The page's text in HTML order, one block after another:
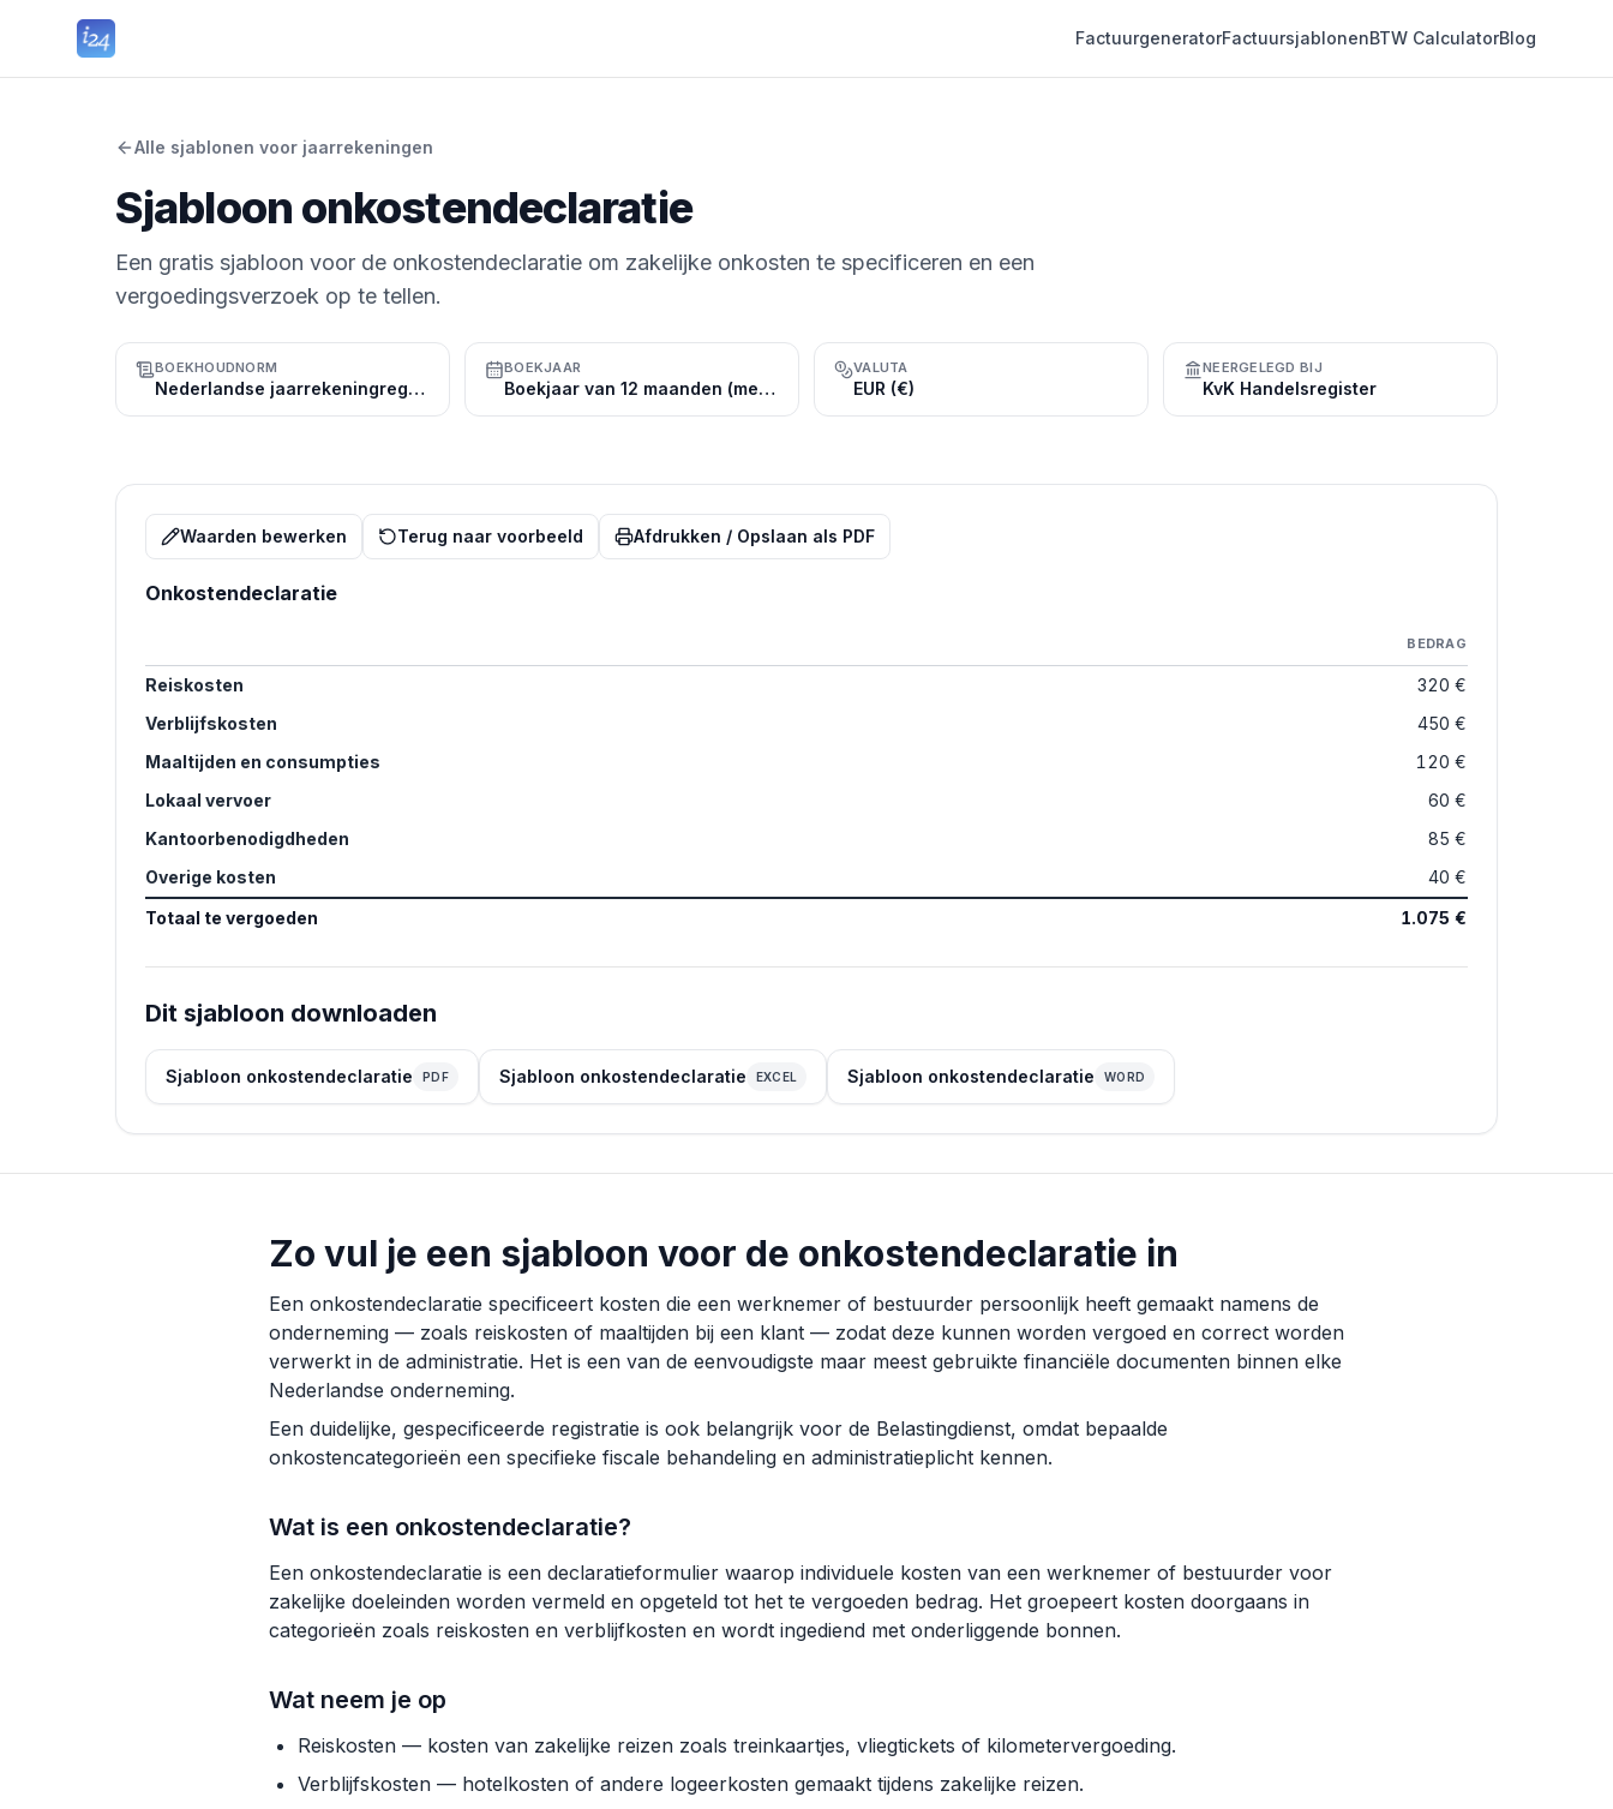
FactuurgeneratorFactuursjablonenBTW CalculatorBlog
Alle sjablonen voor jaarrekeningen
Sjabloon onkostendeclaratie
Een gratis sjabloon voor de onkostendeclaratie om zakelijke onkosten te specificeren en een
vergoedingsverzoek op te tellen.
BOEKHOUDNORM
Nederlandse jaarrekeningregels
BOEKJAAR
Boekjaar van 12 maanden (meestal kalenderjaar, 1 januari t/m 31 december)
VALUTA
EUR (€)
NEERGELEGD BIJ
KvK Handelsregister
Waarden bewerken Terug naar voorbeeld Afdrukken / Opslaan als PDF
Onkostendeclaratie
BEDRAG
Reiskosten
320 €
Verblijfskosten
450 €
Maaltijden en consumpties
120 €
Lokaal vervoer
60 €
Kantoorbenodigdheden
85 €
Overige kosten
40 €
Totaal te vergoeden
1.075 €
Dit sjabloon downloaden
Sjabloon onkostendeclaratie PDF Sjabloon onkostendeclaratie EXCEL Sjabloon onkostendeclaratie WORD
Zo vul je een sjabloon voor de onkostendeclaratie in
Een onkostendeclaratie specificeert kosten die een werknemer of bestuurder persoonlijk heeft gemaakt namens de
onderneming — zoals reiskosten of maaltijden bij een klant — zodat deze kunnen worden vergoed en correct worden
verwerkt in de administratie. Het is een van de eenvoudigste maar meest gebruikte financiële documenten binnen elke
Nederlandse onderneming.
Een duidelijke, gespecificeerde registratie is ook belangrijk voor de Belastingdienst, omdat bepaalde
onkostencategorieën een specifieke fiscale behandeling en administratieplicht kennen.
Wat is een onkostendeclaratie?
Een onkostendeclaratie is een declaratieformulier waarop individuele kosten van een werknemer of bestuurder voor
zakelijke doeleinden worden vermeld en opgeteld tot het te vergoeden bedrag. Het groepeert kosten doorgaans in
categorieën zoals reiskosten en verblijfkosten en wordt ingediend met onderliggende bonnen.
Wat neem je op
Reiskosten — kosten van zakelijke reizen zoals treinkaartjes, vliegtickets of kilometervergoeding.
Verblijfskosten — hotelkosten of andere logeerkosten gemaakt tijdens zakelijke reizen.